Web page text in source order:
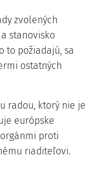
zvolených
stanovisko
to požiadajú, sa
ostatných
radou, ktorý nie je
európske
proti
riaditeľovi.